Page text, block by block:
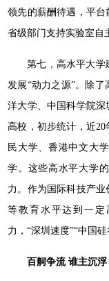
领先的薪酬待遇，平台
省级部门支持实验室自
第七，高水平大学
发展“动力之源”。除
洋大学、中国科学院
高校，初步统计，近
民大学、香港中文大
学。这些高水平大学
力。作为国际科技产
等教育水平达到一
力，“深圳速度”“中国
百舸争流 谁主沉浮